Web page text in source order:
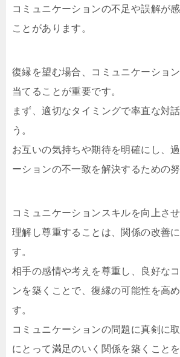
コミュニケーションの不足や誤解が
ことがあります。
復縁を望む場合、コミュニケーショ
当てることが重要です。
まず、適切なタイミングで率直な対
う。
お互いの気持ちや期待を明確にし、
ーションの不一致を解決するための
コミュニケーションスキルを向上さ
理解し尊重することは、関係の改善
す。
相手の感情や考えを尊重し、良好な
ンを築くことで、復縁の可能性を高
す。
コミュニケーションの問題に真剣に
にとって満足のいく関係を築くこと